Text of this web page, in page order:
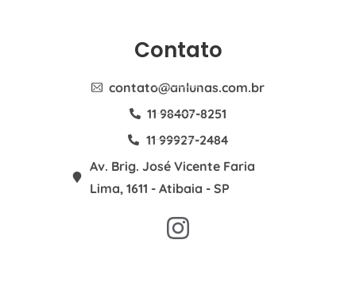
Contato
contato@anlunas.com.br
11 98407-8251
11 99927-2484
Av. Brig. José Vicente Faria
Lima, 1611 - Atibaia - SP